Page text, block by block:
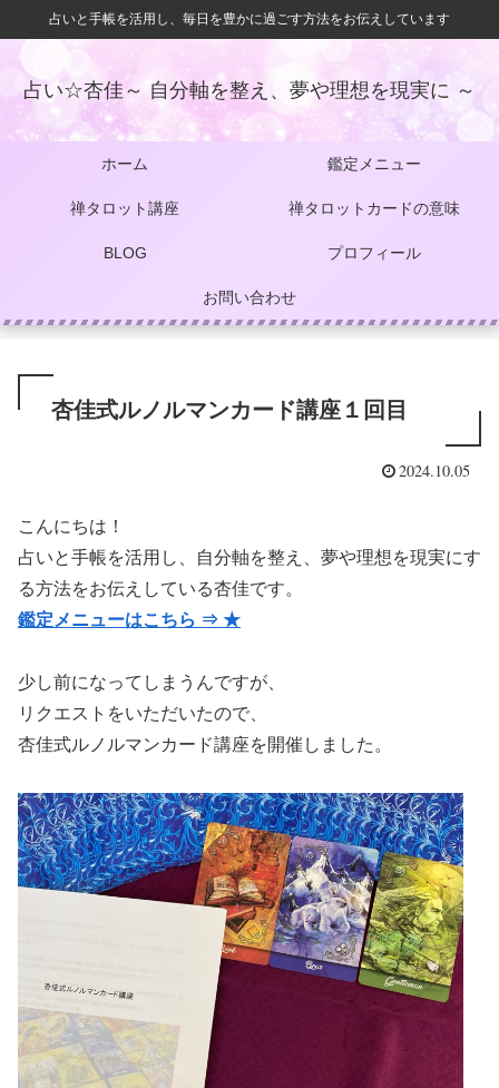
占いと手帳を活用し、毎日を豊かに過ごす方法をお伝えしています
占い☆杏佳～ 自分軸を整え、夢や理想を現実に ～
ホーム 鑑定メニュー
禅タロット講座 禅タロットカードの意味
BLOG プロフィール
お問い合わせ
杏佳式ルノルマンカード講座１回目
2024.10.05
こんにちは！
占いと手帳を活用し、自分軸を整え、夢や理想を現実にす
る方法をお伝えしている杏佳です。
鑑定メニューはこちら ⇒ ★
少し前になってしまうんですが、
リクエストをいただいたので、
杏佳式ルノルマンカード講座を開催しました。